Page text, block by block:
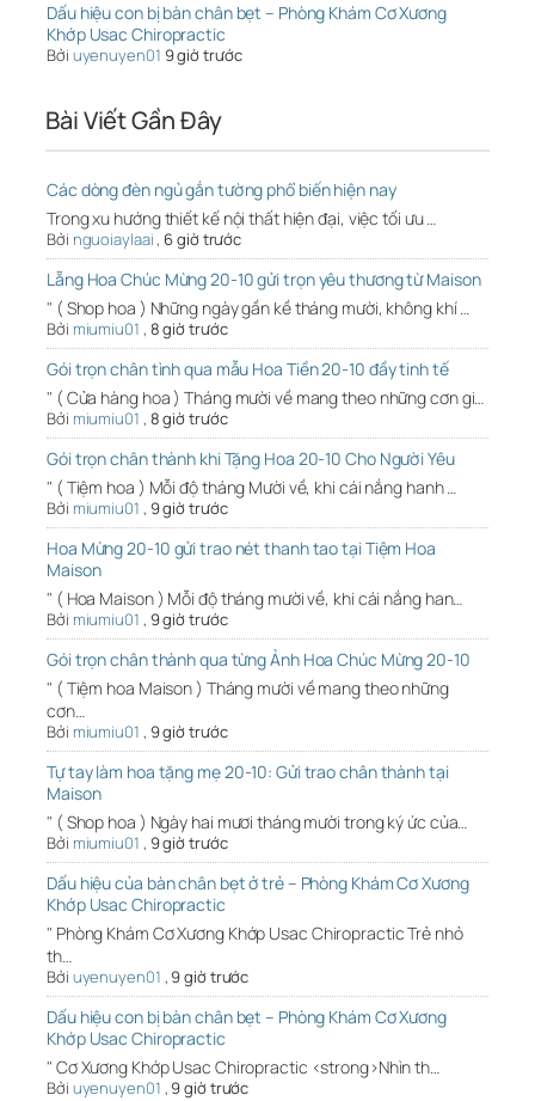
Dấu hiệu con bị bàn chân bẹt – Phòng Khám Cơ Xương
Khớp Usac Chiropractic
Bởi uyenuyen01 9 giờ trước
Bài Viết Gần Đây
Các dòng đèn ngủ gắn tường phổ biến hiện nay
Trong xu hướng thiết kế nội thất hiện đại, việc tối ưu …
Bởi nguoiaylaai, 6 giờ trước
Lẵng Hoa Chúc Mừng 20-10 gửi trọn yêu thương từ Maison
" ( Shop hoa ) Những ngày gần kề tháng mười, không khí …
Bởi miumiu01 , 8 giờ trước
Gói trọn chân tình qua mẫu Hoa Tiền 20-10 đầy tinh tế
" ( Cửa hàng hoa ) Tháng mười về mang theo những cơn gi…
Bởi miumiu01 , 8 giờ trước
Gói trọn chân thành khi Tặng Hoa 20-10 Cho Người Yêu
" ( Tiệm hoa ) Mỗi độ tháng Mười về, khi cái nắng hanh …
Bởi miumiu01 , 9 giờ trước
Hoa Mừng 20-10 gửi trao nét thanh tao tại Tiệm Hoa
Maison
" ( Hoa Maison ) Mỗi độ tháng mười về, khi cái nắng han…
Bởi miumiu01 , 9 giờ trước
Gói trọn chân thành qua từng Ảnh Hoa Chúc Mừng 20-10
" ( Tiệm hoa Maison ) Tháng mười về mang theo những
cơn…
Bởi miumiu01 , 9 giờ trước
Tự tay làm hoa tặng mẹ 20-10: Gửi trao chân thành tại
Maison
" ( Shop hoa ) Ngày hai mươi tháng mười trong ký ức của…
Bởi miumiu01 , 9 giờ trước
Dấu hiệu của bàn chân bẹt ở trẻ – Phòng Khám Cơ Xương
Khớp Usac Chiropractic
" Phòng Khám Cơ Xương Khớp Usac Chiropractic Trẻ nhỏ
th…
Bởi uyenuyen01 ,9 giờ trước
Dấu hiệu con bị bàn chân bẹt – Phòng Khám Cơ Xương
Khớp Usac Chiropractic
" Cơ Xương Khớp Usac Chiropractic <strong>Nhìn th…
Bởi uyenuyen01 ,9 giờ trước